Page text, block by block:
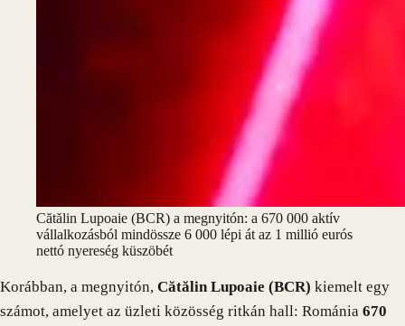
Cătălin Lupoaie (BCR) a megnyitón: a 670 000 aktív
vállalkozásból mindössze 6 000 lépi át az 1 millió eurós
nettó nyereség küszöbét
Korábban, a megnyitón, Cătălin Lupoaie (BCR) kiemelt egy
számot, amelyet az üzleti közösség ritkán hall: Románia 670